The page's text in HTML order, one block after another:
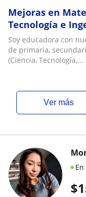
Mejoras en
Tecnología e
personalizado
Soy educadora con
de primaria,
(Ciencia, Tecnología,...
ver más
$